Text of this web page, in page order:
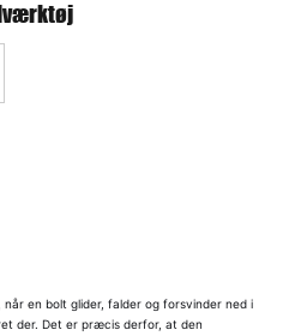
en bolt glider, falder og forsvinder ned i
der. Det er præcis derfor, at den